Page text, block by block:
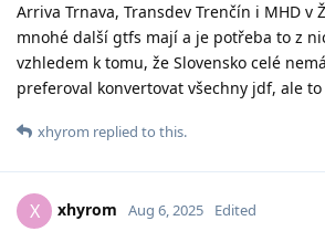
Arriva Trnava, Transdev Trenčín i MHD v
mnohé další gtfs mají a je potřeba to z
vzhledem k tomu, že Slovensko celé
preferoval konvertovat všechny jdf, ale
xhyrom replied to this.
X xhyrom Aug 6, 2025 Edited